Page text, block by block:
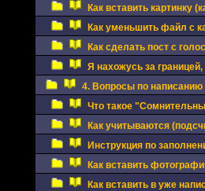
Как вставить картинку
Как уменьшить файл с
Как сделать пост с
Я нахожусь за
4. Вопросы по написанию
Что такое
Как учитываются
Инструкция по
Как вставить
Как вставить в уже